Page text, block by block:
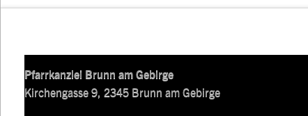
Pfarrkanzlei Brunn am Gebirge
Kirchengasse 9, 2345 Brunn am Gebirge